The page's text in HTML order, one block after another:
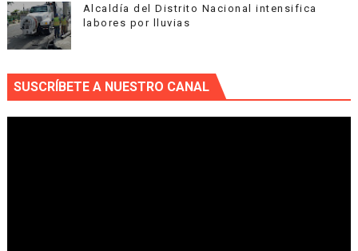
Alcaldía del Distrito Nacional intensifica
labores por lluvias
SUSCRÍBETE A NUESTRO CANAL